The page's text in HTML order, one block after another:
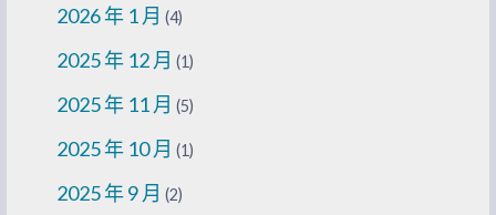
2026 年 1 月 (4)
2025 年 12 月 (1)
2025 年 11 月 (5)
2025 年 10 月 (1)
2025 年 9 月 (2)